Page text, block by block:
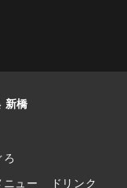
新橋
ろ
ニュー ドリンク